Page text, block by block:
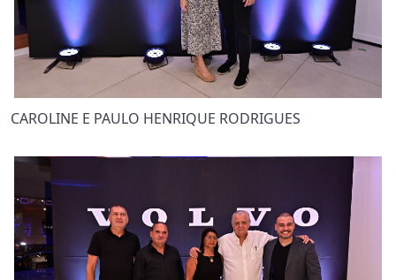
CAROLINE E PAULO HENRIQUE RODRIGUES